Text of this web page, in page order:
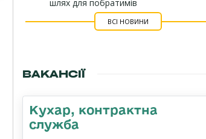
шлях для побратимів
ВСІ НОВИНИ
ВАКАНСІЇ
Кухар, контрактна
служба